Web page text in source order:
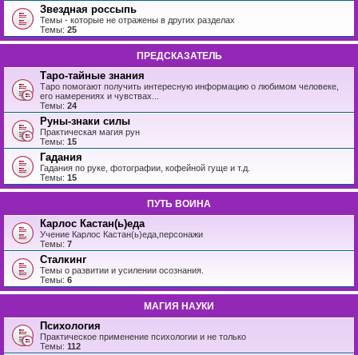
Звездная россыпь
Темы - которые не отражены в других разделах
Темы: 25
ПРЕДСКАЗАТЕЛЬ
Таро-тайные знания
Таро помогают получить интересную информацию о любимом человеке,
его намерениях и чувствах...
Темы: 24
Руны-знаки силы
Практическая магия рун
Темы: 15
Гадания
Гадания по руке, фотографии, кофейной гуще и т.д.
Темы: 15
ПУТЬ ВОИНА
Карлос Кастан(ь)еда
Учение Карлос Кастан(ь)еда,персонажи
Темы: 7
Сталкинг
Темы о развитии и усилении осознания.
Темы: 6
МАГИЯ НАУКИ
Психология
Практическое применение психологии и не только
Темы: 112